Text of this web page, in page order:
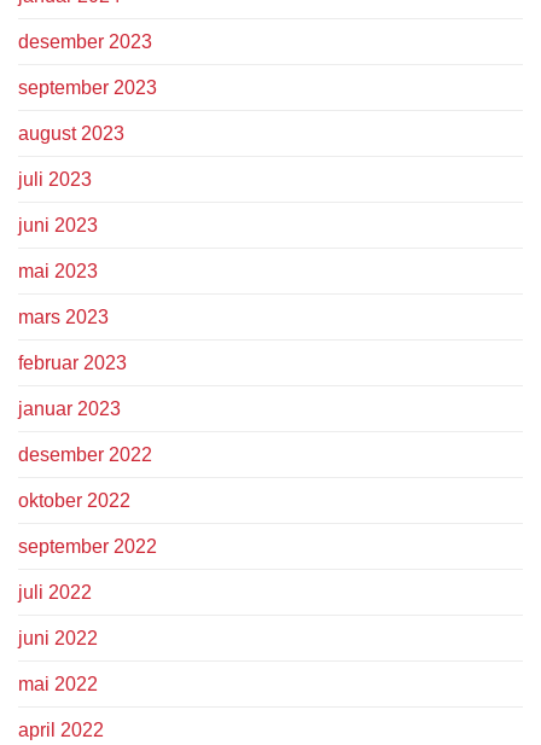
desember 2023
september 2023
august 2023
juli 2023
juni 2023
mai 2023
mars 2023
februar 2023
januar 2023
desember 2022
oktober 2022
september 2022
juli 2022
juni 2022
mai 2022
april 2022